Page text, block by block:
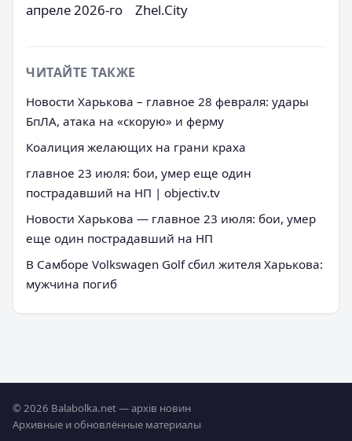
апреле 2026-го Zhel.City
ЧИТАЙТЕ ТАКЖЕ
Новости Харькова – главное 28 февраля: удары
БпЛА, атака на «скорую» и ферму
Коалиция желающих на грани краха
главное 23 июля: бои, умер еще один
пострадавший на НП | objectiv.tv
Новости Харькова — главное 23 июля: бои, умер
еще один пострадавший на НП
В Самборе Volkswagen Golf сбил жителя Харькова:
мужчина погиб
© 2026 Balabolka.net — архів новин
Архивные и обновлённые материалы